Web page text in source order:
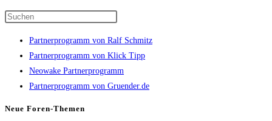
to
close
the
search
Partnerprogramm von Ralf Schmitz
Partnerprogramm von Klick Tipp
Neowake Partnerprogramm
Partnerprogramm von Gruender.de
Neue Foren-Themen